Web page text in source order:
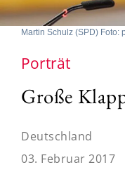
Martin Schulz (SPD) Foto:
Porträt
Große
Deutschland
03. Februar 2017